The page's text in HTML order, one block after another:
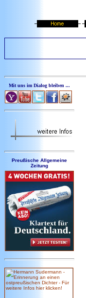
Mit uns im Dialog bleiben ...
Preußische Allgemeine
Zeitung